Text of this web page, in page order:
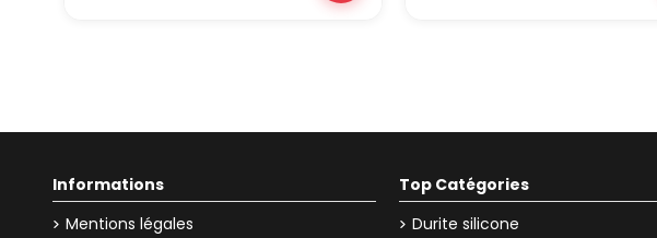
Informations
Mentions légales
Top Catégories
Durite silicone